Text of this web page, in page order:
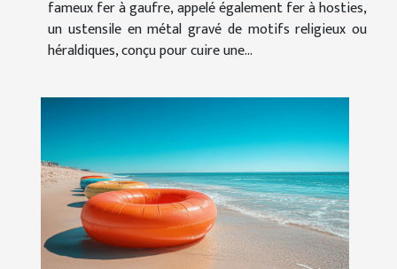
fameux fer à gaufre, appelé également fer à hosties,
un ustensile en métal gravé de motifs religieux ou
héraldiques, conçu pour cuire une...